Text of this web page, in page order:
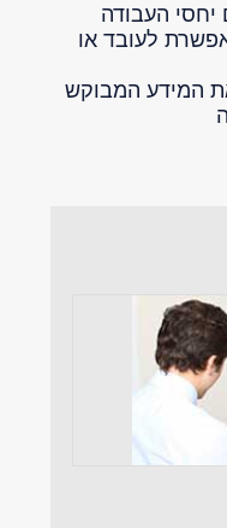
יחסי העבודה
לעובד או
המידע המבוקש